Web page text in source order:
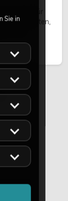
für
Stadtfesten,
und
Sie in